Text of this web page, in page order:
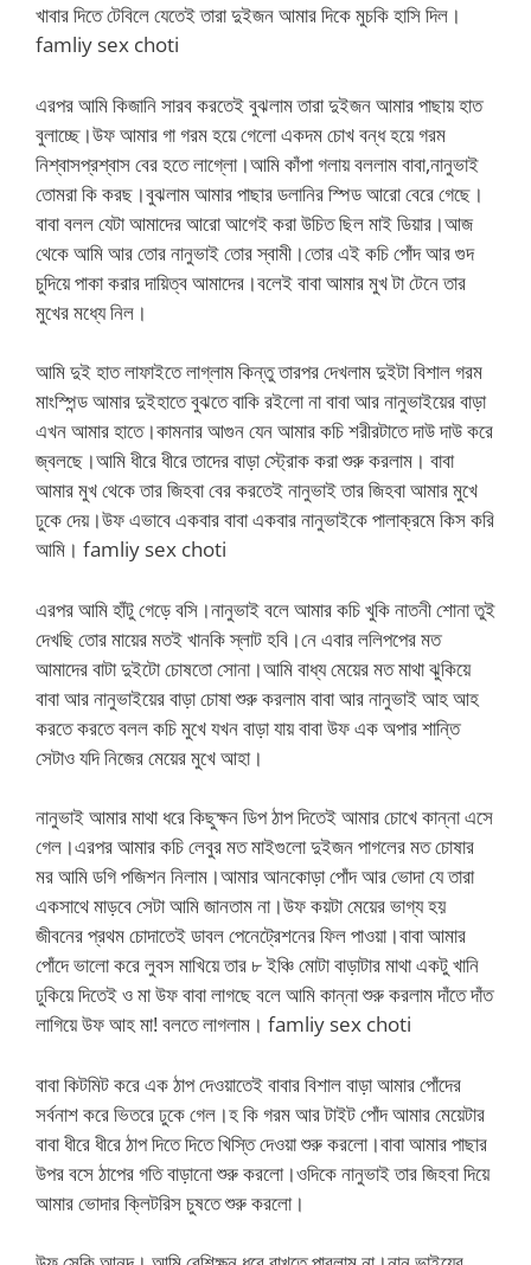
খাবার দিতে টেবিলে যেতেই তারা দুইজন আমার দিকে মুচকি হাসি দিল।
famliy sex choti
এরপর আমি কিজানি সারব করতেই বুঝলাম তারা দুইজন আমার পাছায় হাত
বুলাচ্ছে।উফ আমার গা গরম হয়ে গেলো একদম চোখ বন্ধ হয়ে গরম
নিশ্বাসপ্রশ্বাস বের হতে লাগ্লো।আমি কাঁপা গলায় বললাম বাবা,নানুভাই
তোমরা কি করছ।বুঝলাম আমার পাছার ডলানির স্পিড আরো বেরে গেছে।
বাবা বলল যেটা আমাদের আরো আগেই করা উচিত ছিল মাই ডিয়ার।আজ
থেকে আমি আর তোর নানুভাই তোর স্বামী।তোর এই কচি পোঁদ আর গুদ
চুদিয়ে পাকা করার দায়িত্ব আমাদের।বলেই বাবা আমার মুখ টা টেনে তার
মুখের মধ্যে নিল।
আমি দুই হাত লাফাইতে লাগ্লাম কিন্তু তারপর দেখলাম দুইটা বিশাল গরম
মাংস্পিন্ড আমার দুইহাতে বুঝতে বাকি রইলো না বাবা আর নানুভাইয়ের বাড়া
এখন আমার হাতে।কামনার আগুন যেন আমার কচি শরীরটাতে দাউ দাউ করে
জ্বলছে।আমি ধীরে ধীরে তাদের বাড়া স্ট্রোক করা শুরু করলাম। বাবা
আমার মুখ থেকে তার জিহবা বের করতেই নানুভাই তার জিহবা আমার মুখে
ঢুকে দেয়।উফ এভাবে একবার বাবা একবার নানুভাইকে পালাক্রমে কিস করি
আমি। famliy sex choti
এরপর আমি হাঁটু গেড়ে বসি।নানুভাই বলে আমার কচি খুকি নাতনী শোনা তুই
দেখছি তোর মায়ের মতই খানকি স্লাট হবি।নে এবার ললিপপের মত
আমাদের বাটা দুইটো চোষতো সোনা।আমি বাধ্য মেয়ের মত মাথা ঝুকিয়ে
বাবা আর নানুভাইয়ের বাড়া চোষা শুরু করলাম বাবা আর নানুভাই আহ আহ
করতে করতে বলল কচি মুখে যখন বাড়া যায় বাবা উফ এক অপার শান্তি
সেটাও যদি নিজের মেয়ের মুখে আহা।
নানুভাই আমার মাথা ধরে কিছুক্ষন ডিপ ঠাপ দিতেই আমার চোখে কান্না এসে
গেল।এরপর আমার কচি লেবুর মত মাইগুলো দুইজন পাগলের মত চোষার
মর আমি ডগি পজিশন নিলাম।আমার আনকোড়া পোঁদ আর ভোদা যে তারা
একসাথে মাড়বে সেটা আমি জানতাম না।উফ কয়টা মেয়ের ভাগ্য হয়
জীবনের প্রথম চোদাতেই ডাবল পেনেট্রেশনের ফিল পাওয়া।বাবা আমার
পোঁদে ভালো করে লুবস মাখিয়ে তার ৮ ইঞ্চি মোটা বাড়াটার মাথা একটু খানি
ঢুকিয়ে দিতেই ও মা উফ বাবা লাগছে বলে আমি কান্না শুরু করলাম দাঁতে দাঁত
লাগিয়ে উফ আহ মা! বলতে লাগলাম। famliy sex choti
বাবা কিটমিট করে এক ঠাপ দেওয়াতেই বাবার বিশাল বাড়া আমার পোঁদের
সর্বনাশ করে ভিতরে ঢুকে গেল।হ কি গরম আর টাইট পোঁদ আমার মেয়েটার
বাবা ধীরে ধীরে ঠাপ দিতে দিতে খিস্তি দেওয়া শুরু করলো।বাবা আমার পাছার
উপর বসে ঠাপের গতি বাড়ানো শুরু করলো।ওদিকে নানুভাই তার জিহবা দিয়ে
আমার ভোদার ক্লিটরিস চুষতে শুরু করলো।